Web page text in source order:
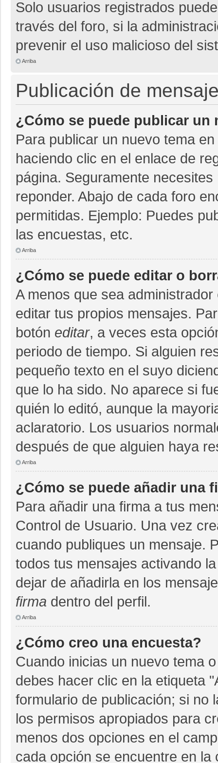
Solo usuarios registrados
través del foro, si la
prevenir el uso malicioso del
Arriba
Publicación de
¿Cómo se puede publicar un
Para publicar un nuevo tema
haciendo clic en el enlace de
página. Seguramente
reponder. Abajo de cada foro
permitidas. Ejemplo: Puedes
las encuestas, etc.
Arriba
¿Cómo se puede editar o
A menos que sea
editar tus propios mensajes.
botón editar, a veces esta
periodo de tiempo. Si alguien
pequeño texto en el suyo
que lo ha sido. No aparece si
quién lo editó, aunque la
aclaratorio. Los usuarios
después de que alguien haya
Arriba
¿Cómo se puede añadir una
Para añadir una firma a tus
Control de Usuario. Una vez
cuando publiques un mensaje.
todos tus mensajes activando
dejar de añadirla en los
firma dentro del perfil.
Arriba
¿Cómo creo una encuesta?
Cuando inicias un nuevo tema
debes hacer clic en la etiqueta
formulario de publicación; si no
los permisos apropiados para
menos dos opciones en el
cada opción se encuentre en